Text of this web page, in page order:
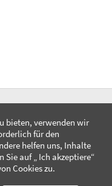
bieten, verwenden wir
für den
helfen uns, Inhalte
Sie auf „ Ich akzeptiere“
Cookies zu.